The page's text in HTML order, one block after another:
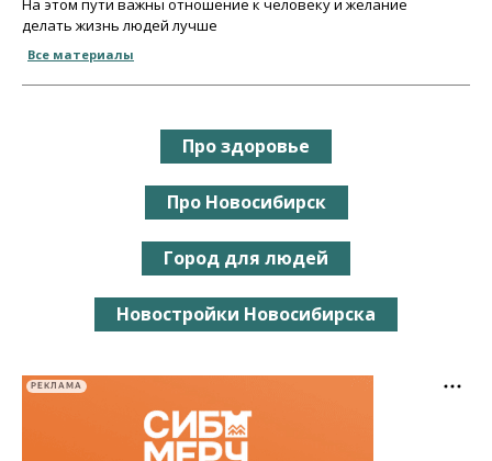
На этом пути важны отношение к человеку и желание
делать жизнь людей лучше
Все материалы
Про здоровье
Про Новосибирск
Город для людей
Новостройки Новосибирска
РЕКЛАМА